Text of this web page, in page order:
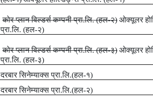
कोर प्लान विल्डर्स कम्पनी प्रा.लि. (हल-२) ओक्यूलर
प्रा.लि. (हल-२)
कोर प्लान विल्डर्स कम्पनी प्रा.लि. (हल-३) ओक्यूलर
प्रा.लि. (हल-३)
दरबार सिनेम्याक्स प्रा.लि.(हल-१)
दरबार सिनेम्याक्स प्रा.लि.(हल-२)